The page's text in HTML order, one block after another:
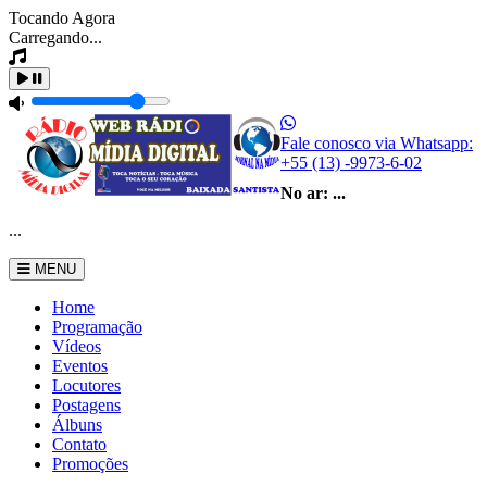
Tocando Agora
Carregando...
Fale conosco via Whatsapp:
+55 (13) -9973-6-02
No ar: ...
...
MENU
Home
Programação
Vídeos
Eventos
Locutores
Postagens
Álbuns
Contato
Promoções